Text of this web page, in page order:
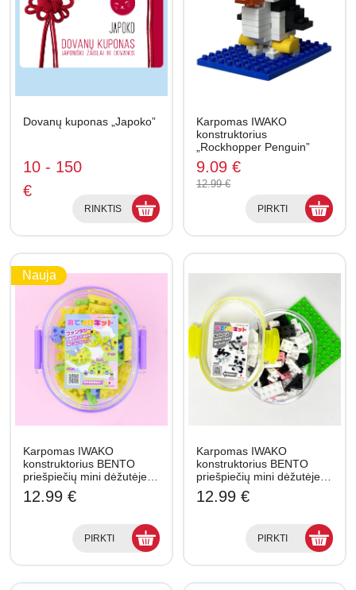
Dovanų kuponas „Japoko”
10 - 150
€
RINKTIS
Karpomas IWAKO
konstruktorius
„Rockhopper Penguin”
Blocks
9.09 €
12.99 €
PIRKTI
Nauja
Karpomas IWAKO
konstruktorius BENTO
priešpiečių mini dėžutėje…
12.99 €
PIRKTI
Karpomas IWAKO
konstruktorius BENTO
priešpiečių mini dėžutėje…
12.99 €
PIRKTI